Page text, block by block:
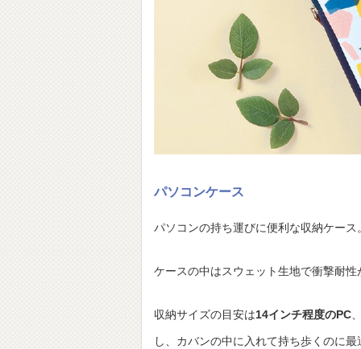
パソコンケース
パソコンの持ち運びに便利な収納ケー
ケースの中はスウェット生地で衝撃耐
収納サイズの目安は14インチ程度のPC
し、カバンの中に入れて持ち歩くのに最